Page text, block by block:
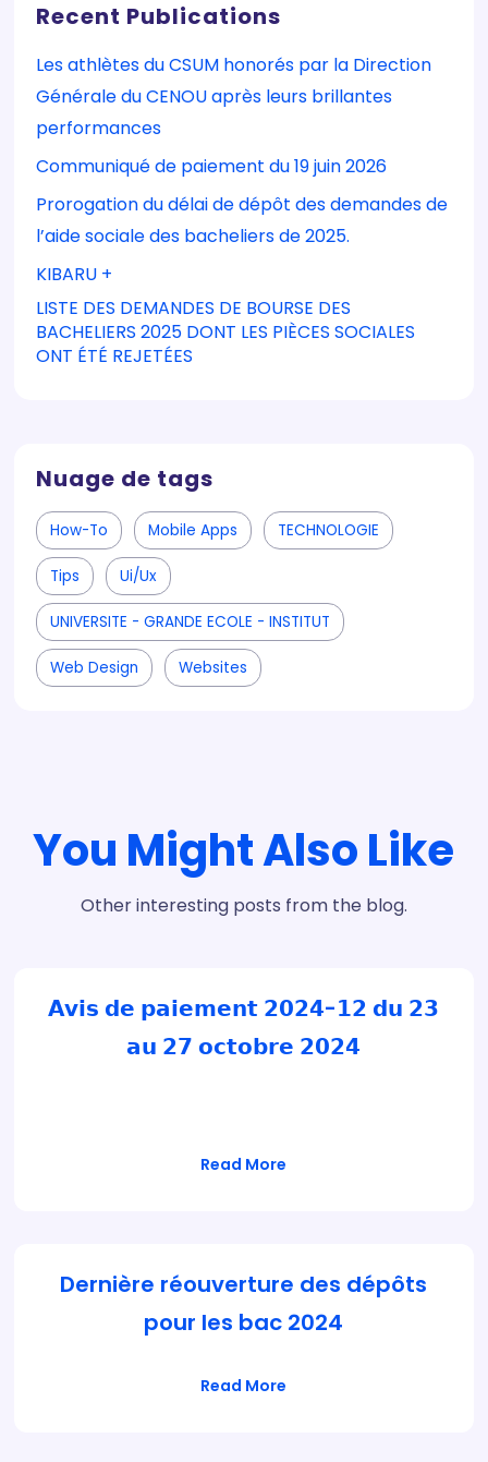
Recent Publications
Les athlètes du CSUM honorés par la Direction
Générale du CENOU après leurs brillantes
performances
Communiqué de paiement du 19 juin 2026
Prorogation du délai de dépôt des demandes de
l’aide sociale des bacheliers de 2025.
KIBARU +
LISTE DES DEMANDES DE BOURSE DES
BACHELIERS 2025 DONT LES PIÈCES SOCIALES
ONT ÉTÉ REJETÉES
Nuage de tags
How-To Mobile Apps TECHNOLOGIE
Tips Ui/ux
UNIVERSITE - GRANDE ECOLE - INSTITUT
Web Design Websites
You Might Also Like
Other interesting posts from the blog.
𝗔𝘃𝗶𝘀 𝗱𝗲 𝗽𝗮𝗶𝗲𝗺𝗲𝗻𝘁 𝟮𝟬𝟮𝟰-𝟭𝟮 𝗱𝘂 𝟮𝟯
𝗮𝘂 𝟮𝟳 𝗼𝗰𝘁𝗼𝗯𝗿𝗲 𝟮𝟬𝟮𝟰
Read More
Dernière réouverture des dépôts
pour les bac 2024
Read More